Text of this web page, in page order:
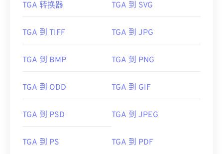
TGA 转换器 TGA 到 SVG
TGA 到 TIFF TGA 到 JPG
TGA 到 BMP TGA 到 PNG
TGA 到 ODD TGA 到 GIF
TGA 到 PSD TGA 到 JPEG
TGA 到 PS TGA 到 PDF